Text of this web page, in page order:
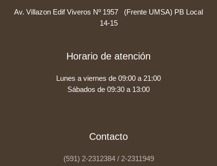
Av. Villazon Edif Viveros Nº 1957 (Frente UMSA) PB Local
14-15
Horario de atención
Lunes a viernes de 09:00 a 21:00
Sábados de 09:30 a 13:00
Contacto
(591) 2-2312384 / 2-2311949